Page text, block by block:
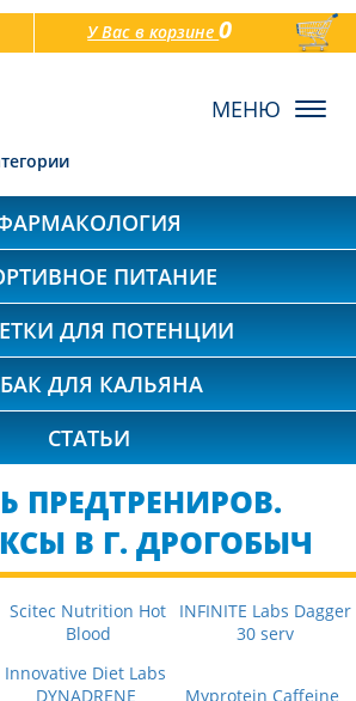
У Вас в корзине0
товаров
ПИТАНИЕ
ДЛЯ ПОТЕНЦИИ
ДЛЯ КАЛЬЯНА
СТАТЬИ
ПРЕДТРЕНИРОВ.
В Г. ДРОГОБЫЧ
Scitec Nutrition Hot
Blood
INFINITE Labs Dagger
30 serv
Innovative Diet Labs
DYNADRENE
Myprotein Caffeine